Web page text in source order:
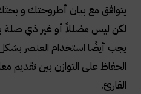
يتوافق مع بيان أطروحتك و
لكن ليس مضللاً أو غير ذي
يجب أيضًا استخدام العنصر
الحفاظ على التوازن بين تقديم
القارئ.